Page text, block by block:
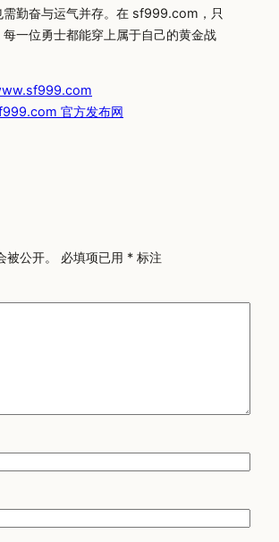
需勤奋与运气并存。在 sf999.com，只
一位勇士都能穿上属于自己的黄金战
官方发布网
公开。 必填项已用 * 标注